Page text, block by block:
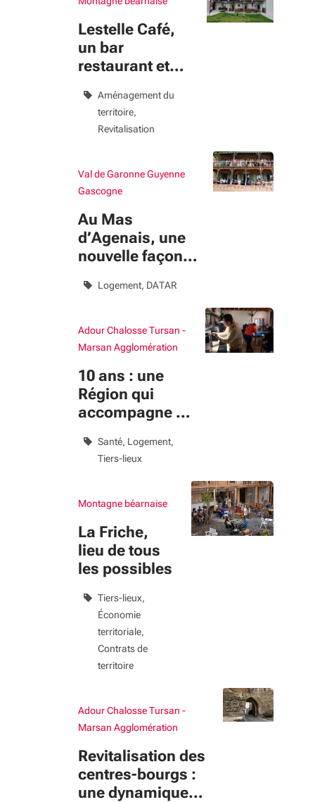
Lestelle Café,
un bar
restaurant et
encore
Aménagement du
territoire
Revitalisation
Val de Garonne Guyenne
Gascogne
Au Mas
d’Agenais, une
nouvelle façon
ensemble
Logement DATAR
Adour Chalosse Tursan -
Marsan Agglomération
10 ans : une
Région qui
accompagne le
Santé Logement
Tiers-lieux
Montagne béarnaise
La Friche,
lieu de tous
les possibles
Tiers-lieux
Économie
territoriale
Contrats de
territoire
Adour Chalosse Tursan -
Marsan Agglomération
Revitalisation des
centres-bourgs :
une dynamique